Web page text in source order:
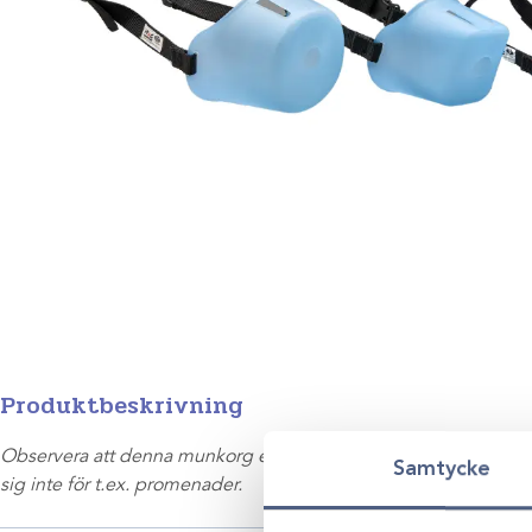
Samtycke
Produktbeskrivning
Observera att denna munkorg endast är avsedd för kortvarig
sig inte för t.ex. promenader.